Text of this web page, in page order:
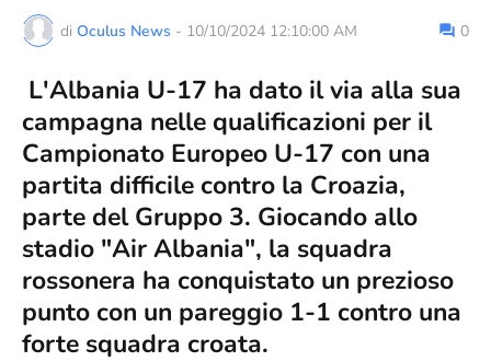
di Oculus News - 10/10/2024 12:10:00 AM 0
L'Albania U-17 ha dato il via alla sua
campagna nelle qualificazioni per il
Campionato Europeo U-17 con una
partita difficile contro la Croazia,
parte del Gruppo 3. Giocando allo
stadio "Air Albania", la squadra
rossonera ha conquistato un prezioso
punto con un pareggio 1-1 contro una
forte squadra croata.